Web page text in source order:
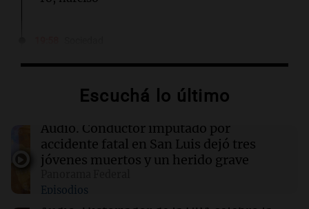
arrestada por el homicidio de Matías Álvarez
19:57 Sociedad
Economía, inversiones y producción: el
debate que llega con Experiencia IDEA
Rosario
Escuchá lo último
Audio. Conductor imputado por
accidente fatal en San Luis dejó tres
jóvenes muertos y un herido grave
Episodios